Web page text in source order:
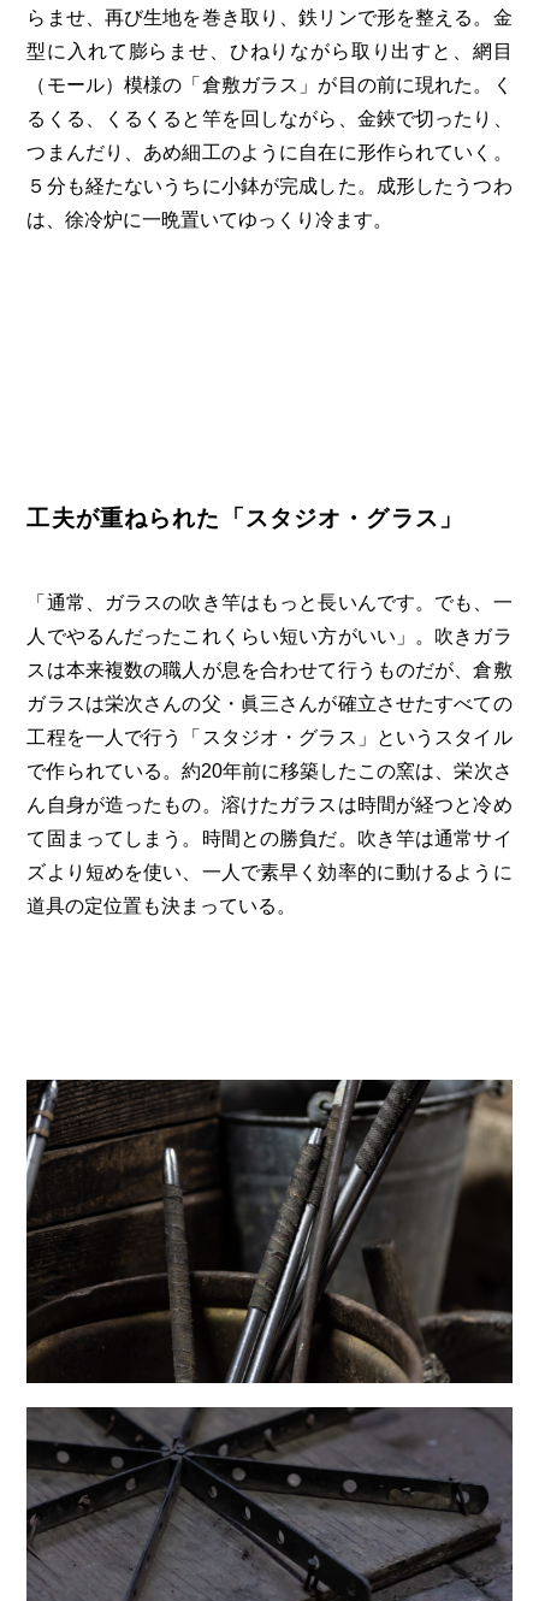
らませ、再び生地を巻き取り、鉄リンで形を整える。金
型に入れて膨らませ、ひねりながら取り出すと、網目
（モール）模様の「倉敷ガラス」が目の前に現れた。く
るくる、くるくると竿を回しながら、金鋏で切ったり、
つまんだり、あめ細工のように自在に形作られていく。
５分も経たないうちに小鉢が完成した。成形したうつわ
は、徐冷炉に一晩置いてゆっくり冷ます。
工夫が重ねられた「スタジオ・グラス」
「通常、ガラスの吹き竿はもっと長いんです。でも、一
人でやるんだったこれくらい短い方がいい」。吹きガラ
スは本来複数の職人が息を合わせて行うものだが、倉敷
ガラスは栄次さんの父・眞三さんが確立させたすべての
工程を一人で行う「スタジオ・グラス」というスタイル
で作られている。約20年前に移築したこの窯は、栄次さ
ん自身が造ったもの。溶けたガラスは時間が経つと冷め
て固まってしまう。時間との勝負だ。吹き竿は通常サイ
ズより短めを使い、一人で素早く効率的に動けるように
道具の定位置も決まっている。